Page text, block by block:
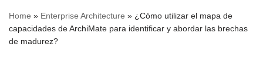
Home » Enterprise Architecture » ¿Cómo utilizar el mapa de
capacidades de ArchiMate para identificar y abordar las brechas
de madurez?